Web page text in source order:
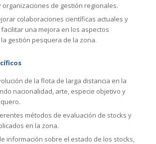
de gestión regionales.
colaboraciones científicas actuales y
una mejora en los aspectos
gestión pesquera de la zona.
de la flota de larga distancia en la
nacionalidad, arte, especie objetivo y
métodos de evaluación de stocks y
en la zona.
información sobre el estado de los stocks,